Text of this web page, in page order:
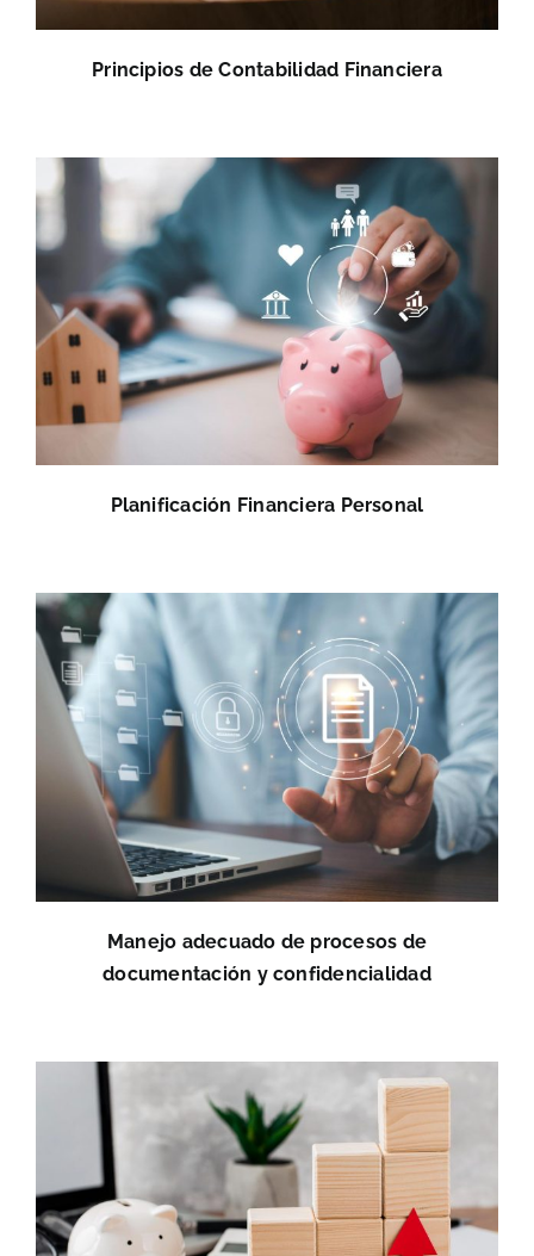
Principios de Contabilidad Financiera
Planificación Financiera Personal
Manejo adecuado de procesos de
documentación y confidencialidad